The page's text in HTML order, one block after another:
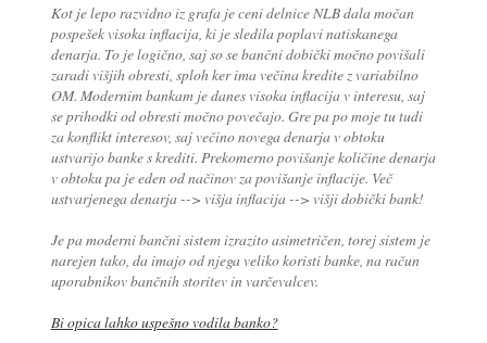
Kot je lepo razvidno iz grafa je ceni delnice NLB dala močan
pospešek visoka inflacija, ki je sledila poplavi natiskanega
denarja. To je logično, saj so se bančni dobički močno povišali
zaradi višjih obresti, sploh ker ima večina kredite z variabilno
OM. Modernim bankam je danes visoka inflacija v interesu, saj
se prihodki od obresti močno povečajo. Gre pa po moje tu tudi
za konflikt interesov, saj večino novega denarja v obtoku
ustvarijo banke s krediti. Prekomerno povišanje količine denarja
v obtoku pa je eden od načinov za povišanje inflacije. Več
ustvarjenega denarja --> višja inflacija --> višji dobički bank!
Je pa moderni bančni sistem izrazito asimetričen, torej sistem je
narejen tako, da imajo od njega veliko koristi banke, na račun
uporabnikov bančnih storitev in varčevalcev.
Bi opica lahko uspešno vodila banko?